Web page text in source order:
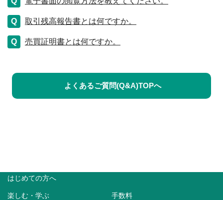
取引残高報告書とは何ですか。
売買証明書とは何ですか。
よくあるご質問(Q&A)TOPへ
はじめての方へ
楽しむ・学ぶ 手数料